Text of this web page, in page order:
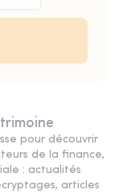
pour découvrir
de la finance,
: actualités
articles